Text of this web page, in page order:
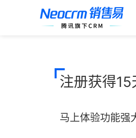
注册获得15
马上体验功能强